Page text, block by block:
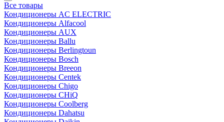
Все товары
Кондиционеры AC ELECTRIC
Кондиционеры Alfacool
Кондиционеры AUX
Кондиционеры Ballu
Кондиционеры Berlingtoun
Кондиционеры Bosch
Кондиционеры Breeon
Кондиционеры Centek
Кондиционеры Chigo
Кондиционеры CHiQ
Кондиционеры Coolberg
Кондиционеры Dahatsu